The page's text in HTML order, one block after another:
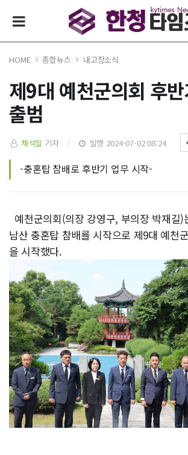
HOME 종합뉴스 내고장소식
제9대 예천군의회 후
출범
채석일 기자 발행 2024-07-02 08:24
-충혼탑 참배로 후반기 업무 시작-
예천군의회(의장 강영구, 부의장 박재길)
남산 충혼탑 참배를 시작으로 제9대 예천
을 시작했다.